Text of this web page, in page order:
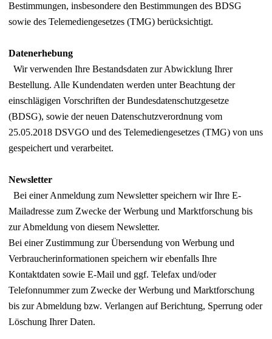
Bestimmungen, insbesondere den Bestimmungen des BDSG
sowie des Telemediengesetzes (TMG) berücksichtigt.
Datenerhebung
Wir verwenden Ihre Bestandsdaten zur Abwicklung Ihrer
Bestellung. Alle Kundendaten werden unter Beachtung der
einschlägigen Vorschriften der Bundesdatenschutzgesetze
(BDSG), sowie der neuen Datenschutzverordnung vom
25.05.2018 DSVGO und des Telemediengesetzes (TMG) von uns
gespeichert und verarbeitet.
Newsletter
Bei einer Anmeldung zum Newsletter speichern wir Ihre E-
Mailadresse zum Zwecke der Werbung und Marktforschung bis
zur Abmeldung von diesem Newsletter.
Bei einer Zustimmung zur Übersendung von Werbung und
Verbraucherinformationen speichern wir ebenfalls Ihre
Kontaktdaten sowie E-Mail und ggf. Telefax und/oder
Telefonnummer zum Zwecke der Werbung und Marktforschung
bis zur Abmeldung bzw. Verlangen auf Berichtung, Sperrung oder
Löschung Ihrer Daten.